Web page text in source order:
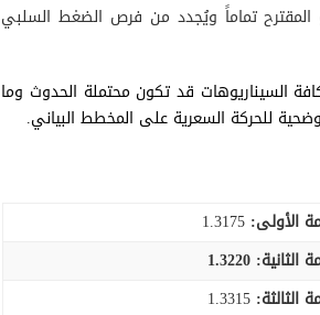
على إيقاف السيناريو المقترح تماماً ويُجدد من فرص الضغط السلبي
السيناريوهات قد تكون محتملة الحدوث وما
للحركة السعرية على المخطط البياني.
الأولى:
الثانية: 1.3220
الثالثة: